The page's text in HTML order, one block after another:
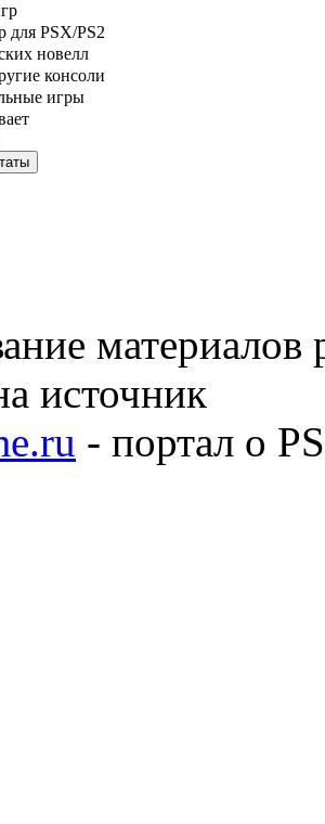
для PSX/PS2
новелл
консоли
игры
материалов
источник
- портал о